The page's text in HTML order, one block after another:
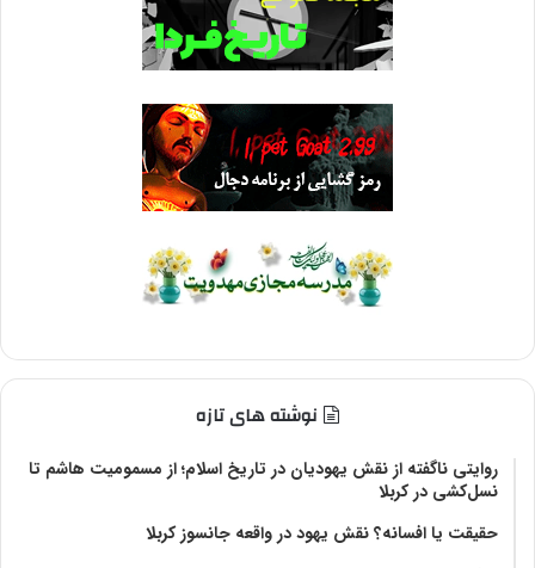
نوشته های تازه
روایتی ناگفته از نقش یهودیان در تاریخ اسلام؛ از مسمومیت هاشم تا
نسل‌کشی در کربلا
حقیقت یا افسانه؟‌ نقش یهود در واقعه جانسوز کربلا